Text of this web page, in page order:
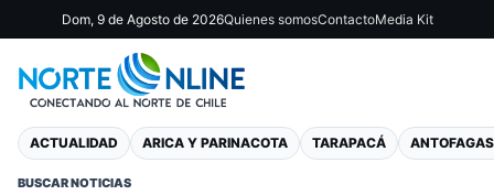
Dom, 9 de Agosto de 2026Quienes somosContactoMedia Kit
ACTUALIDAD ARICA Y PARINACOTA TARAPACÁ
BUSCAR NOTICIAS